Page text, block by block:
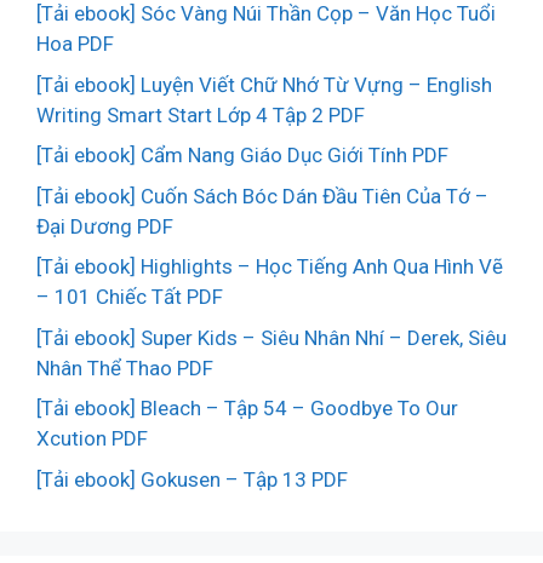
[Tải ebook] Sóc Vàng Núi Thần Cọp – Văn Học Tuổi
Hoa PDF
[Tải ebook] Luyện Viết Chữ Nhớ Từ Vựng – English
Writing Smart Start Lớp 4 Tập 2 PDF
[Tải ebook] Cẩm Nang Giáo Dục Giới Tính PDF
[Tải ebook] Cuốn Sách Bóc Dán Đầu Tiên Của Tớ –
Đại Dương PDF
[Tải ebook] Highlights – Học Tiếng Anh Qua Hình Vẽ
– 101 Chiếc Tất PDF
[Tải ebook] Super Kids – Siêu Nhân Nhí – Derek, Siêu
Nhân Thể Thao PDF
[Tải ebook] Bleach – Tập 54 – Goodbye To Our
Xcution PDF
[Tải ebook] Gokusen – Tập 13 PDF